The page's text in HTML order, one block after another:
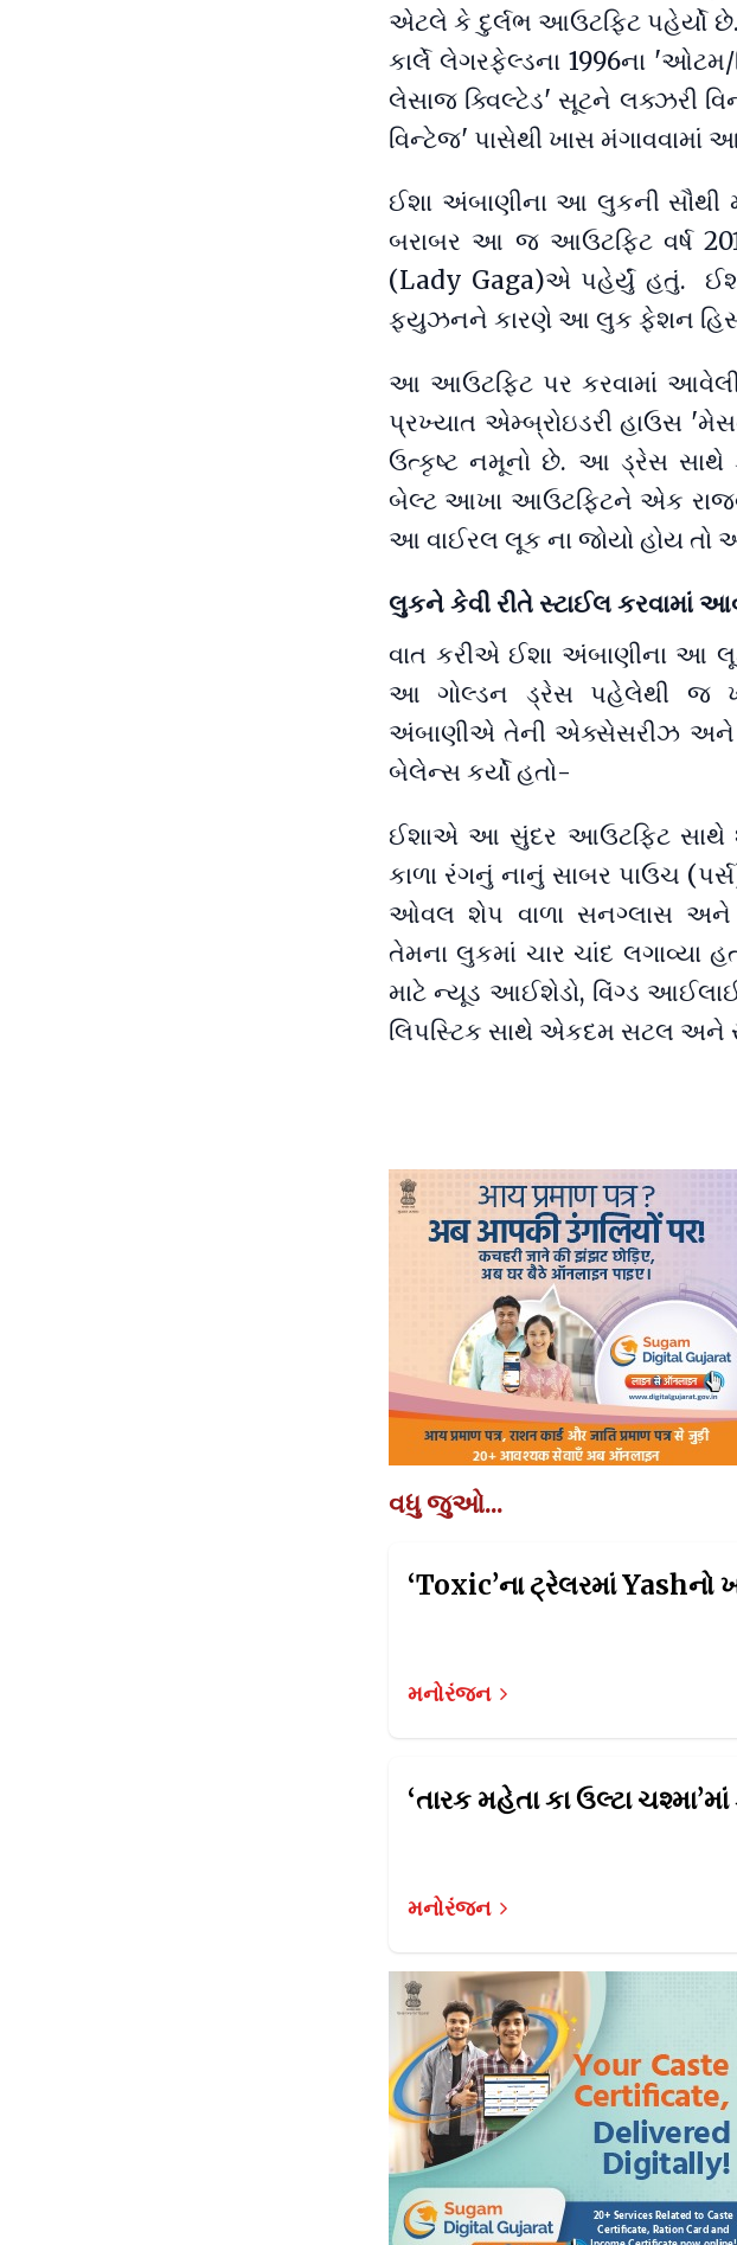
એટલે કે દુર્લભ આઉટફિટ પહેર્યો
કાર્લે લેગરફેલ્ડના 1996ના
લેસાજ ક્વિલ્ટેડ' સૂટને લક્ઝરી
વિન્ટેજ' પાસેથી ખાસ મંગાવવામાં
ઈશા અંબાણીના આ લુકની સૌથી
બરાબર આ જ આઉટફિટ વર્ષ
(Lady Gaga)એ પહેર્યું હતું.
ફ્યુઝનને કારણે આ લુક ફેશન
આ આઉટફિટ પર કરવામાં આવેલી
પ્રખ્યાત એમ્બ્રોઇડરી હાઉસ
ઉત્કૃષ્ટ નમૂનો છે. આ ડ્રેસ સાથે
બેલ્ટ આખા આઉટફિટને એક
આ વાઈરલ લૂક ના જોયો હોય તો
લુકને કેવી રીતે સ્ટાઈલ કરવામાં
વાત કરીએ ઈશા અંબાણીના આ
આ ગોલ્ડન ડ્રેસ પહેલેથી જ
અંબાણીએ તેની એક્સેસરીઝ
બેલેન્સ કર્યો હતો-
ઈશાએ આ સુંદર આઉટફિટ સાથે
કાળા રંગનું નાનું સાબર પાઉચ
ઓવલ શેપ વાળા સનગ્લાસ અને
તેમના લુકમાં ચાર ચાંદ લગાવ્યા
માટે ન્યૂડ આઈશેડો, વિંગ્ડ
લિપસ્ટિક સાથે એકદમ સટલ અને
વધુ જુઓ...
મનોરંજન
મનોરંજન